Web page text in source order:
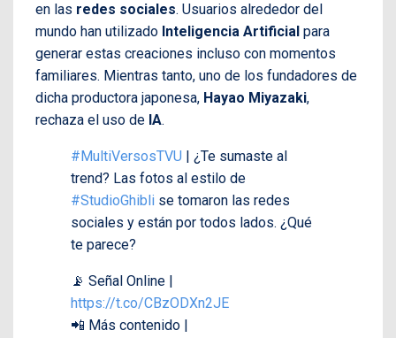
en las redes sociales. Usuarios alrededor del
mundo han utilizado Inteligencia Artificial para
generar estas creaciones incluso con momentos
familiares. Mientras tanto, uno de los fundadores de
dicha productora japonesa, Hayao Miyazaki,
rechaza el uso de IA.
#MultiVersosTVU | ¿Te sumaste al
trend? Las fotos al estilo de
#StudioGhibli se tomaron las redes
sociales y están por todos lados. ¿Qué
te parece?
📡 Señal Online |
https://t.co/CBzODXn2JE
📲 Más contenido |